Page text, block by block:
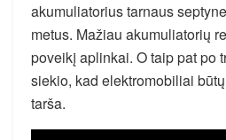
akumuliatorius tarnaus
metus. Mažiau akumuliatorių
poveikį aplinkai. O taip pat po
siekio, kad elektromobiliai
tarša.